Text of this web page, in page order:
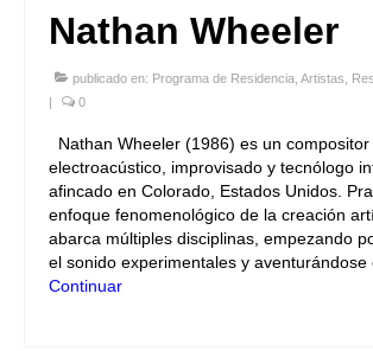
Nathan Wheeler
publicado en: Programa de Residencia Artistas
|
0
Nathan Wheeler (1986) es un compositor
electroacústico, improvisado y tecnólogo
afincado en Colorado, Estados Unidos.
enfoque fenomenológico de la creación
abarca múltiples disciplinas, empezando
el sonido experimentales y aventurándose
Continuar